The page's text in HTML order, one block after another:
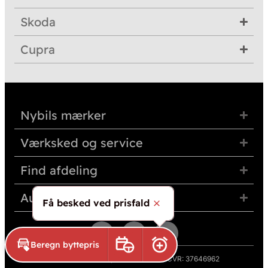
Skoda
Cupra
Nybils mærker
Værksked og service
Find afdeling
Auto Group Nordvest
© 2026 Auto Group Nordvest A/S · CVR: 37646962
Beregn byttepris
Book prøveturAktivér prisalarm
Få besked ved prisfald
Skjul